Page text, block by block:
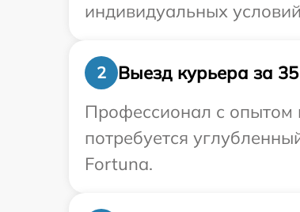
индивидуальных
2
Выезд курьера за
Профессионал с опытом
потребуется
Fortuna.